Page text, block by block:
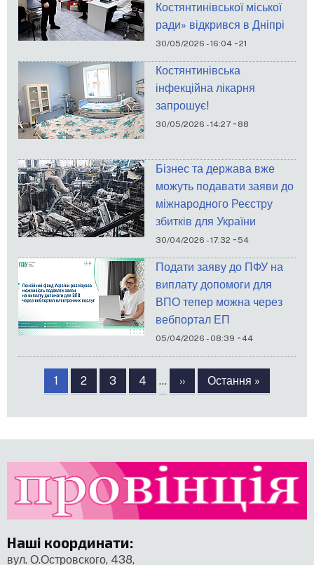
Костянтинівської міської
ради» відкрився в Дніпрі
30/05/2026 - 16:04 -21
Костянтинівська
інфекційна лікарня
запрошує!
30/05/2026 - 14:27 - 88
Бізнес та держава вже
можуть подавати заяви до
міжнародного Реєстру
збитків для України
30/04/2026 - 17:32 -54
Подати заяву до ПФУ на
виплату допомоги для
ВПО тепер можна через
вебпортал ЕП
05/04/2026 - 08:39 - 44
Розбивка
сторінки
Сторінка
1 Сторінка
2 Сторінка
3 Сторінка
4 …
Наступна
сторінка
››
Остання
сторінка
Остання »
Наші координати:
вул. О.Островского, 438,